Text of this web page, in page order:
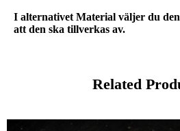
I alternativet Material väljer du
att den ska tillverkas av.
Related